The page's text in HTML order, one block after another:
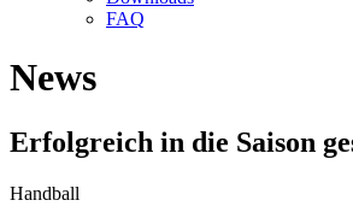
FAQ
News
Erfolgreich in die Saison
Handball